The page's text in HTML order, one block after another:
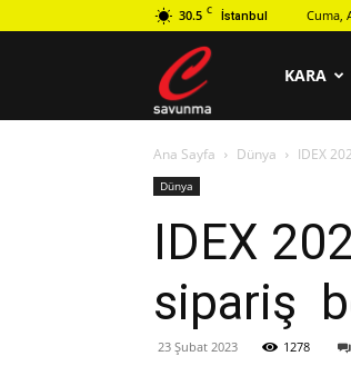
30.5 C İstanbul Cuma,
savunma
KARA
Ana Sayfa Dünya IDEX
Dünya
IDEX
sipariş
23 Şubat 2023 1278